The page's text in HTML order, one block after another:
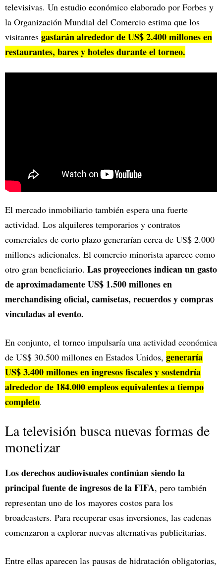
televisivas. Un estudio económico elaborado por Forbes y
la Organización Mundial del Comercio estima que los
visitantes gastarán alrededor de US$ 2.400 millones en
restaurantes, bares y hoteles durante el torneo.
El mercado inmobiliario también espera una fuerte
actividad. Los alquileres temporarios y contratos
comerciales de corto plazo generarían cerca de US$ 2.000
millones adicionales. El comercio minorista aparece como
otro gran beneficiario. Las proyecciones indican un gasto
de aproximadamente US$ 1.500 millones en
merchandising oficial, camisetas, recuerdos y compras
vinculadas al evento.
En conjunto, el torneo impulsaría una actividad económica
de US$ 30.500 millones en Estados Unidos, generaría
US$ 3.400 millones en ingresos fiscales y sostendría
alrededor de 184.000 empleos equivalentes a tiempo
completo.
La televisión busca nuevas formas de
monetizar
Los derechos audiovisuales continúan siendo la
principal fuente de ingresos de la FIFA, pero también
representan uno de los mayores costos para los
broadcasters. Para recuperar esas inversiones, las cadenas
comenzaron a explorar nuevas alternativas publicitarias.
Entre ellas aparecen las pausas de hidratación obligatorias,